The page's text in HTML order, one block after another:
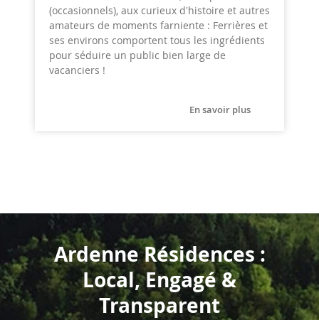
(occasionnels), aux curieux d'histoire et autres
amateurs de moments farniente : Ferrières et
ses environs comportent tous les ingrédients
pour séduire un public bien large de
vacanciers !
En savoir plus
Ardenne Résidences :
Local, Engagé &
Transparent